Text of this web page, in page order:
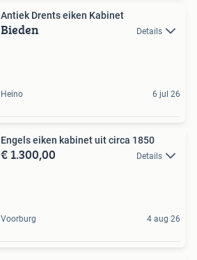
Antiek Drents eiken Kabinet
Bieden Details
Heino 6 jul 26
Engels eiken kabinet uit circa 1850
€ 1.300,00 Details
Voorburg 4 aug 26